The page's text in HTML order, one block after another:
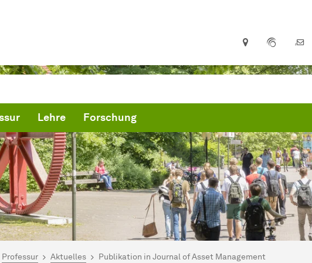
Lehre Forschung
hier:
Professur Aktuelles Publikation in Journal of Asset Management